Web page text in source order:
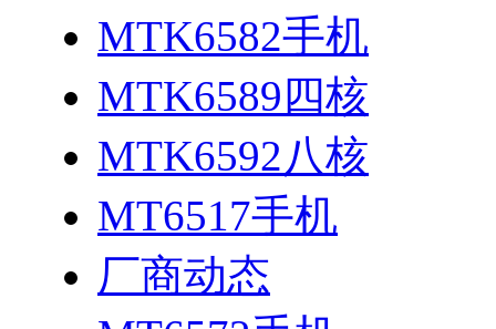
MTK6582手机
MTK6589四核
MTK6592八核
MT6517手机
厂商动态